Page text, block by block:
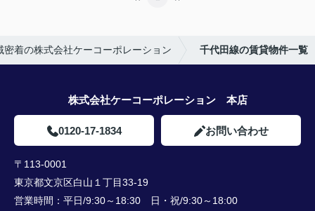
着の株式会社ケーコーポレーション 千代田線の賃貸物件一覧
株式会社ケーコーポレーション 本店
0120-17-1834 お問い合わせ
〒113-0001
東京都文京区白山１丁目33-19
営業時間： 平日/9:30～18:30 日・祝/9:30～18:00